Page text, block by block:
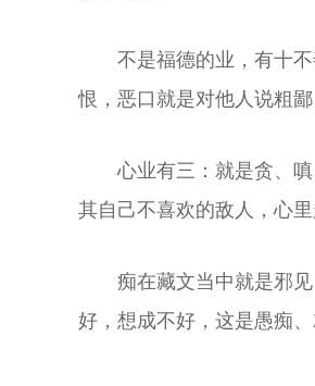
不是福德的业，有十
恨，恶口就是对他人说粗
心业有三：就是贪、
其自己不喜欢的敌人，心
痴在藏文当中就是邪
好，想成不好，这是愚痴、